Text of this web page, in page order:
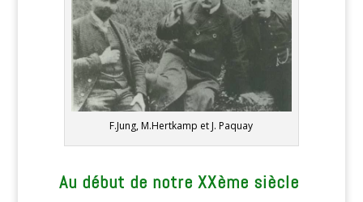
F.Jung, M.Hertkamp et J. Paquay
Au début de notre XXème siècle